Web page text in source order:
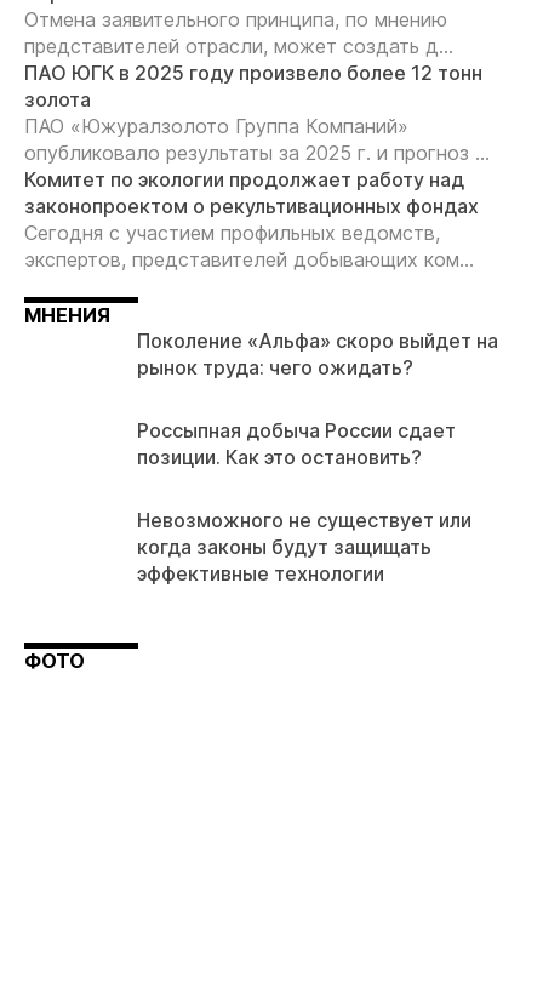
Отмена заявительного принципа, по мнению
представителей отрасли, может создать д...
ПАО ЮГК в 2025 году произвело более 12 тонн
золота
ПАО «Южуралзолото Группа Компаний»
опубликовало результаты за 2025 г. и прогноз ...
Комитет по экологии продолжает работу над
законопроектом о рекультивационных фондах
Сегодня с участием профильных ведомств,
экспертов, представителей добывающих ком...
МНЕНИЯ
Поколение «Альфа» скоро выйдет на
рынок труда: чего ожидать?
Россыпная добыча России сдает
позиции. Как это остановить?
Невозможного не существует или
когда законы будут защищать
эффективные технологии
ФОТО